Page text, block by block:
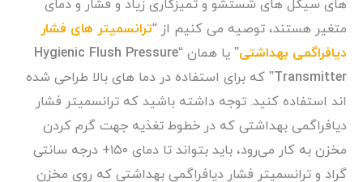
های سیکل های شستشو و تمیزکاری زیاد و فشار و دمای
متغیر هستند، توصیه می کنیم از “ترانسمیتر های فشار
دیافراگمی بهداشتی” یا همان “Hygienic Flush Pressure
Transmitter” که برای استفاده در دما های بالا طراحی شده
اند استفاده کنید. توجه داشته باشید که ترانسمیتر فشار
دیافراگمی بهداشتی که در خطوط تغذیه جهت گرم کردن
مخزن به کار می‌رود، باید بتواند تا دمای ۱۵۰+ درجه سانتی
گراد و ترانسمیتر فشار دیافراگمی بهداشتی که روی مخزن